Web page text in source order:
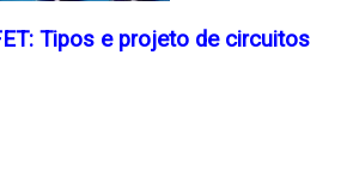
Tipos e projeto de circuitos